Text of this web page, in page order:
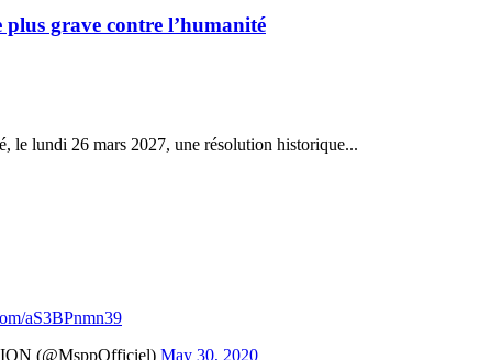
plus grave contre l’humanité
le lundi 26 mars 2027, une résolution historique...
aS3BPnmn39
(@MsppOfficiel) May 30, 2020